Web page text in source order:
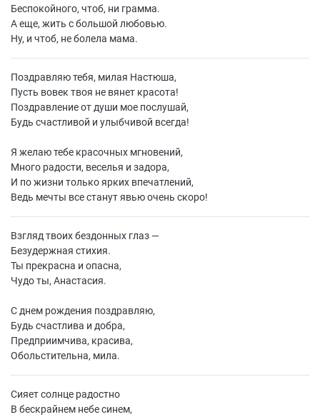
Беспокойного, чтоб, ни грамма.
А еще, жить с большой любовью.
Ну, и чтоб, не болела мама.
Поздравляю тебя, милая Настюша,
Пусть вовек твоя не вянет красота!
Поздравление от души мое послушай,
Будь счастливой и улыбчивой всегда!
Я желаю тебе красочных мгновений,
Много радости, веселья и задора,
И по жизни только ярких впечатлений,
Ведь мечты все станут явью очень скоро!
Взгляд твоих бездонных глаз —
Безудержная стихия.
Ты прекрасна и опасна,
Чудо ты, Анастасия.
С днем рождения поздравляю,
Будь счастлива и добра,
Предприимчива, красива,
Обольстительна, мила.
Сияет солнце радостно
В бескрайнем небе синем,